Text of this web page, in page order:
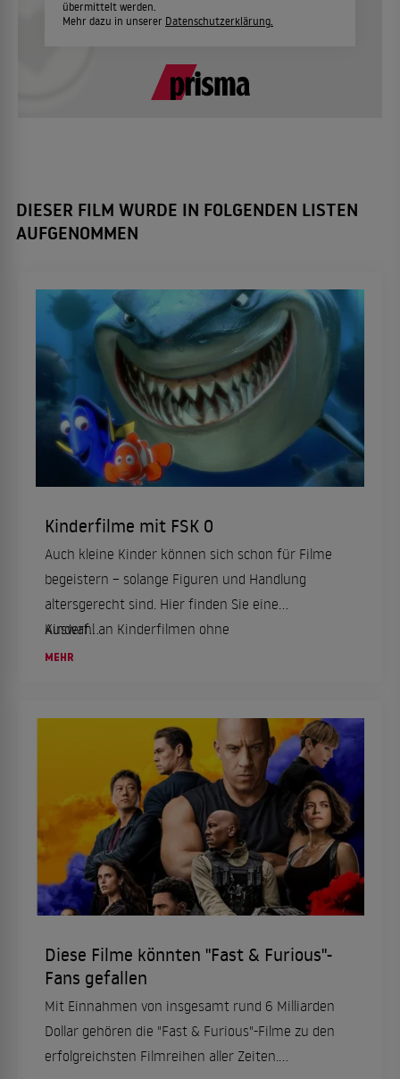
übermittelt werden.
Mehr dazu in unserer Datenschutzerklärung.
DIESER FILM WURDE IN FOLGENDEN LISTEN
AUFGENOMMEN
Kinderfilme mit FSK 0
Auch kleine Kinder können sich schon für Filme
begeistern – solange Figuren und Handlung
altersgerecht sind. Hier finden Sie eine
Auswahl an Kinderfilmen ohne
Altersbeschränkung für die ganze Familie.
Kinderf...
MEHR
Diese Filme könnten "Fast & Furious"-
Fans gefallen
Mit Einnahmen von insgesamt rund 6 Milliarden
Dollar gehören die "Fast & Furious"-Filme zu den
erfolgreichsten Filmreihen aller Zeiten.